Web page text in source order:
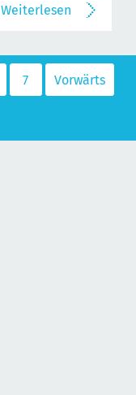
Weiterlesen
7 Vorwärts